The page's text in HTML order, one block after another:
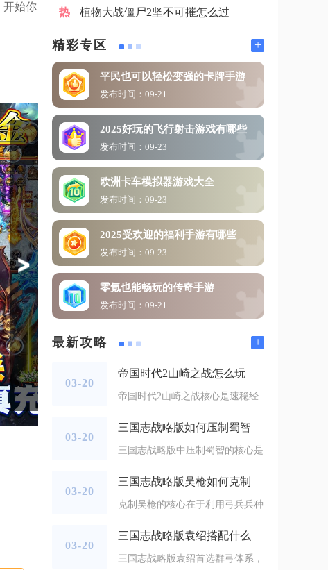
开始你
植物大战僵尸2坚不可摧怎么过
精彩专区 +
平民也可以轻松变强的卡牌手游
发布时间：09-21
2025好玩的飞行射击游戏有哪些
发布时间：09-23
欧洲卡车模拟器游戏大全
发布时间：09-23
2025受欢迎的福利手游有哪些
发布时间：09-23
零氪也能畅玩的传奇手游
发布时间：09-21
最新攻略 +
03-20
帝国时代2山崎之战怎么玩
帝国时代2山崎之战核心是速稳经
03-20
三国志战略版如何压制蜀智
三国志战略版中压制蜀智的核心是
03-20
三国志战略版吴枪如何克制
克制吴枪的核心在于利用弓兵兵种
03-20
三国志战略版袁绍搭配什么
三国志战略版袁绍首选群弓体系，